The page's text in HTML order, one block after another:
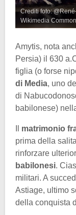
Crediti foto:
Wikimedia
Amytis, nota
Persia) il 630
figlia (o forse
di Media, uno
di
babilonese)
matrimonio
prima della
rinforzare
babilonesi.
militari. A
Astiage, ultimo
della conquista